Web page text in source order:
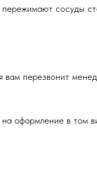
пережимают сосуды
вам перезвонит
на оформление в том